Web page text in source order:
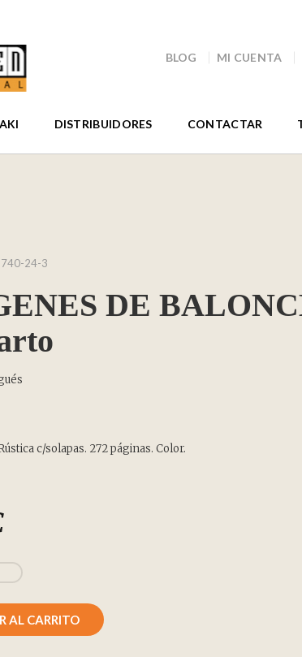
BLOG MI CUENTA
DISTRIBUIDORES CONTACTAR
24-3
DE
c/solapas. 272 páginas. Color.
AL CARRITO